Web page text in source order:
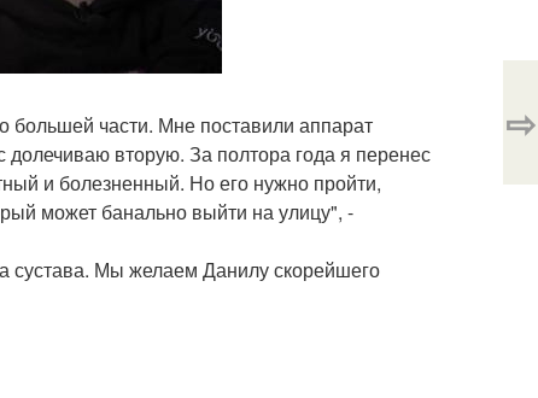
части. Мне поставили аппарат
вторую. За полтора года я перенес
и болезненный. Но его нужно пройти,
может банально выйти на улицу", -
сустава. Мы желаем Данилу скорейшего
⇨